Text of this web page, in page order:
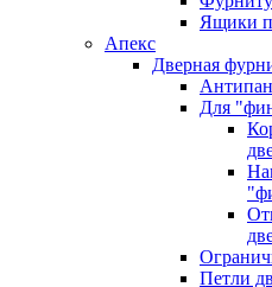
Ящики
Апекс
Дверная
Для
Петли